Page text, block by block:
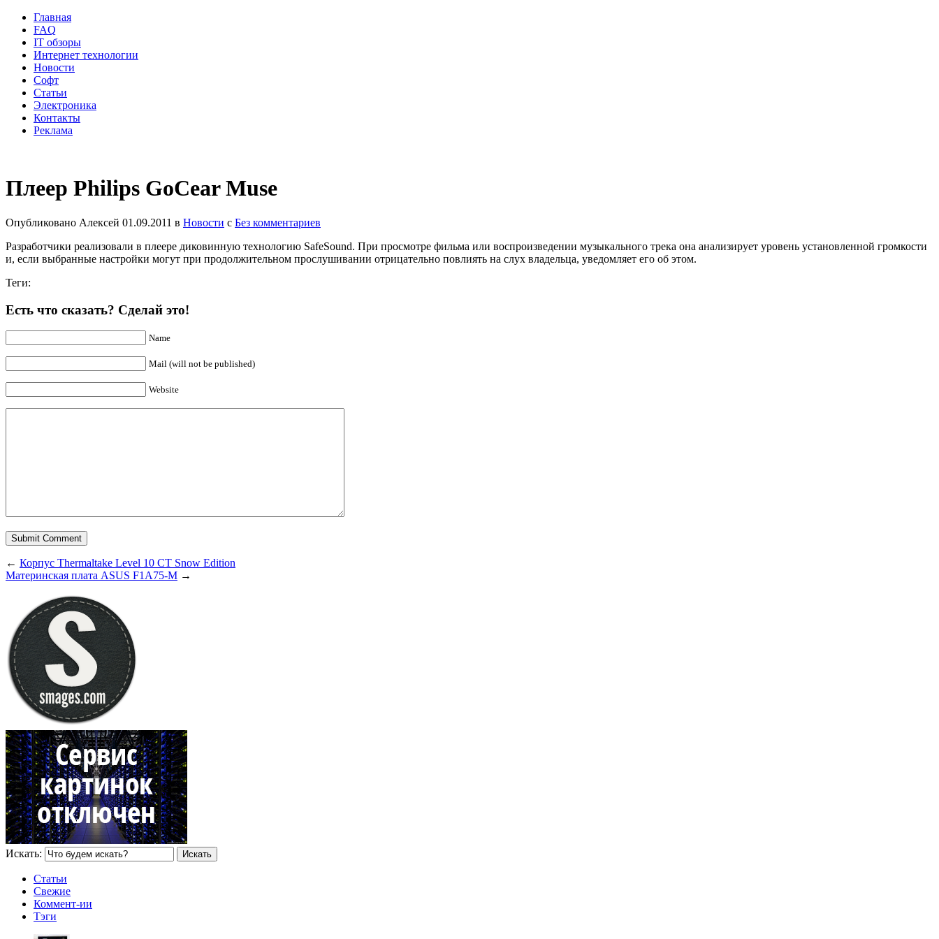
Главная
FAQ
IT обзоры
Интернет технологии
Новости
Софт
Статьи
Электроника
Контакты
Реклама
Плеер Philips GoCear Muse
Опубликовано Алексей 01.09.2011 в Новости с Без комментариев
Разработчики реализовали в плеере диковинную технологию SafeSound. При просмотре фильма или воспроизведении музыкального трека она анализирует уровень установленной громкости
и, если выбранные настройки могут при продолжительном прослушивании отрицательно повлиять на слух владельца, уведомляет его об этом.
Теги:
Есть что сказать? Сделай это!
Name
Mail (will not be published)
Website
← Корпус Thermaltake Level 10 СТ Snow Edition
Материнская плата ASUS F1A75-M →
Искать:
Статьи
Свежие
Коммент-ии
Тэги